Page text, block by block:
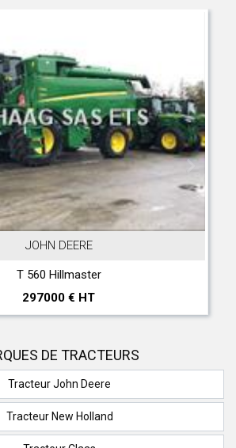
JOHN DEERE
T 560 Hillmaster
297000 € HT
DE TRACTEURS
Tracteur John Deere
Tracteur New Holland